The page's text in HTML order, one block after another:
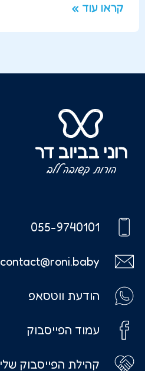
קראו עוד »
055-9740101
contact@roni.baby
הודעת ווטסאפ
עמוד הפייסבוק
קהילת הפייסבוק שלי